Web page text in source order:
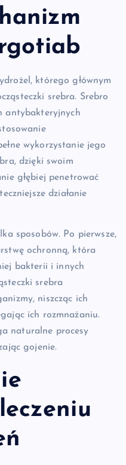
którego głównym
srebra. Srebro
antybakteryjnych
wykorzystanie jego
dzięki swoim
głębiej penetrować
działanie
sposobów. Po pierwsze,
ochronną, która
bakterii i innych
srebra
niszcząc ich
ich rozmnażaniu.
naturalne procesy
gojenie.